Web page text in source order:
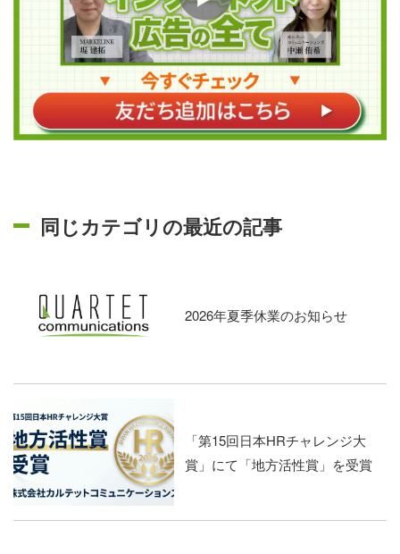
同じカテゴリの最近の記事
2026年夏季休業のお知らせ
「第15回日本HRチャレンジ大
賞」にて「地方活性賞」を受賞